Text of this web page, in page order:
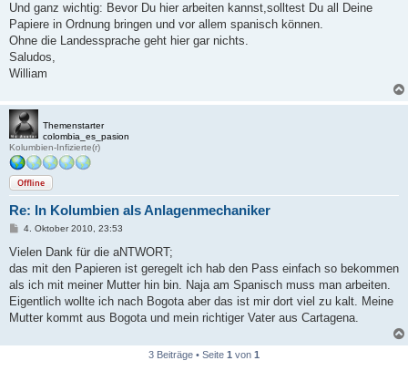
Und ganz wichtig: Bevor Du hier arbeiten kannst,solltest Du all Deine
Papiere in Ordnung bringen und vor allem spanisch können.
Ohne die Landessprache geht hier gar nichts.
Saludos,
William
Themenstarter
colombia_es_pasion
Kolumbien-Infizierte(r)
Offline
Re: In Kolumbien als Anlagenmechaniker
B
i
r
a
4. Oktober 2010, 23:53
Vielen Dank für die aNTWORT;
das mit den Papieren ist geregelt ich hab den Pass einfach so bekommen
als ich mit meiner Mutter hin bin. Naja am Spanisch muss man arbeiten.
Eigentlich wollte ich nach Bogota aber das ist mir dort viel zu kalt. Meine
Mutter kommt aus Bogota und mein richtiger Vater aus Cartagena.
3 Beiträge • Seite 1 von 1